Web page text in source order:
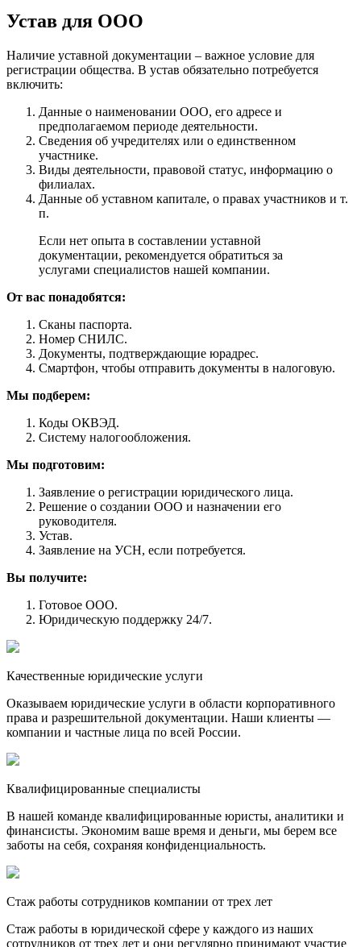
Устав для ООО
Наличие уставной документации – важное условие для
регистрации общества. В устав обязательно потребуется
включить:
Данные о наименовании ООО, его адресе и
предполагаемом периоде деятельности.
Сведения об учредителях или о единственном
участнике.
Виды деятельности, правовой статус, информацию о
филиалах.
Данные об уставном капитале, о правах участников и т.
п.
Если нет опыта в составлении уставной
документации, рекомендуется обратиться за
услугами специалистов нашей компании.
От вас понадобятся:
Сканы паспорта.
Номер СНИЛС.
Документы, подтверждающие юрадрес.
Смартфон, чтобы отправить документы в налоговую.
Мы подберем:
Коды ОКВЭД.
Систему налогообложения.
Мы подготовим:
Заявление о регистрации юридического лица.
Решение о создании ООО и назначении его
руководителя.
Устав.
Заявление на УСН, если потребуется.
Вы получите:
Готовое ООО.
Юридическую поддержку 24/7.
Качественные юридические услуги
Оказываем юридические услуги в области корпоративного
права и разрешительной документации. Наши клиенты —
компании и частные лица по всей России.
Квалифицированные специалисты
В нашей команде квалифицированные юристы, аналитики и
финансисты. Экономим ваше время и деньги, мы берем все
заботы на себя, сохраняя конфиденциальность.
Стаж работы сотрудников компании от трех лет
Стаж работы в юридической сфере у каждого из наших
сотрудников от трех лет и они регулярно принимают участие